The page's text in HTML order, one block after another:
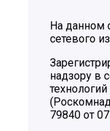
На данном
сетевого
надзору в
79840 от